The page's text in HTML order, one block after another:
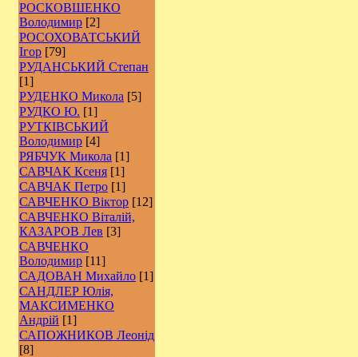
РОCКОВШЕНКО
Володимир [2]
РОСОХОВАТСЬКИЙ
Ігор [79]
РУДАНСЬКИЙ Степан
[1]
РУДЕНКО Микола [5]
РУДКО Ю. [1]
РУТКІВСЬКИЙ
Володимир [4]
РЯБЧУК Микола [1]
САВЧАК Ксеня [1]
САВЧАК Петро [1]
САВЧЕНКО Віктор [12]
САВЧЕНКО Віталій,
КАЗАРОВ Лев [3]
САВЧЕНКО
Володимир [11]
САДОВАН Михайло [1]
САНДЛЕР Юлія,
МАКСИМЕНКО
Андрій [1]
САПОЖНИКОВ Леонід
[8]